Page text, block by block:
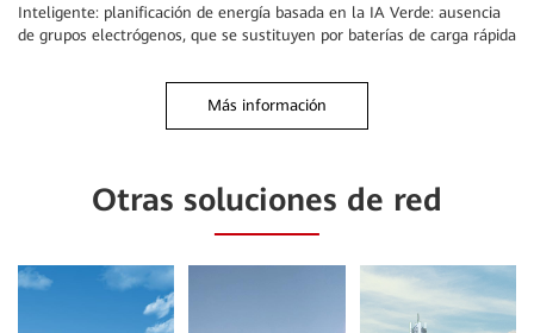
Inteligente: planificación de energía basada en la IA Verde: ausencia
de grupos electrógenos, que se sustituyen por baterías de carga rápida
Más información
Otras soluciones de red